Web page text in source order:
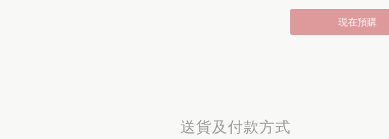
現在預購
送貨及付款方式